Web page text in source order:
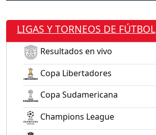
LIGAS Y TORNEOS DE FÚTBOL
Resultados en vivo
Copa Libertadores
Copa Sudamericana
Champions League